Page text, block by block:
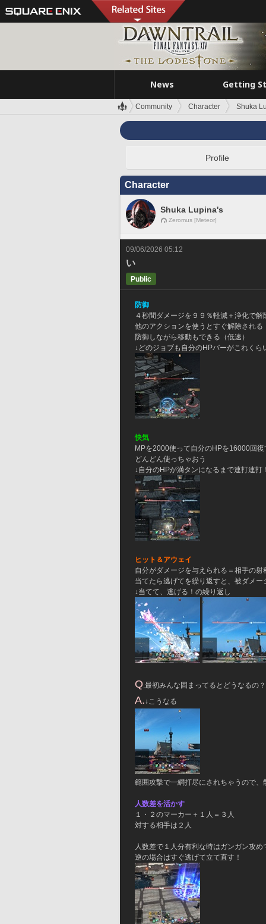
News Getting
Community Character Shuka
Profile
Character
Shuka Lupina's
Zeromus [Meteor]
09/06/2026 05:12
い
Public
防御
４秒間ダメージを９９％軽減＋浄化で解
他のアクションを使うとすぐ解除される
防御しながら移動もできる（低速）
↓どのジョブも自分のHPバーがこれくら
快気
MPを2000使って自分のHPを16000回復
どんどん使っちゃおう
↓自分のHPが満タンになるまで連打連打！
ヒット＆アウェイ
自分がダメージを与えられる＝相手の射
当てたら逃げてを繰り返すと、被ダメ
↓当てて、逃げる！の繰り返し
Q.最初みんな固まってるとどうなるの？
A.↓こうなる
範囲攻撃で一網打尽にされちゃうので
人数差を活かす
１・２のマーカー＋１人＝３人
対する相手は２人
人数差で１人分有利な時はガンガン攻め
逆の場合はすぐ逃げて立て直す！